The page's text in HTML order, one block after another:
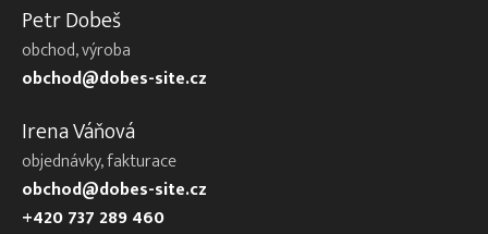
Petr Dobeš
obchod, výroba
obchod@dobes-site.cz
Irena Váňová
objednávky, fakturace
obchod@dobes-site.cz
+420 737 289 460